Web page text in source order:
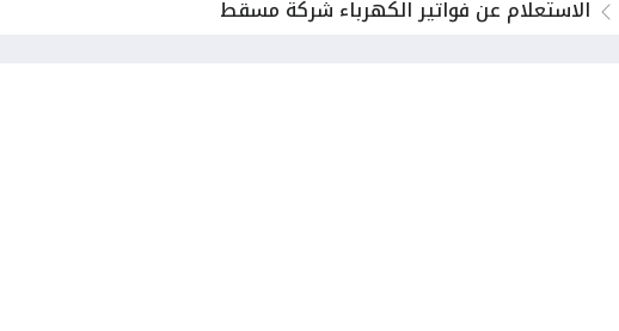
الاستعلام عن فواتير الكهرباء شركة مسقط